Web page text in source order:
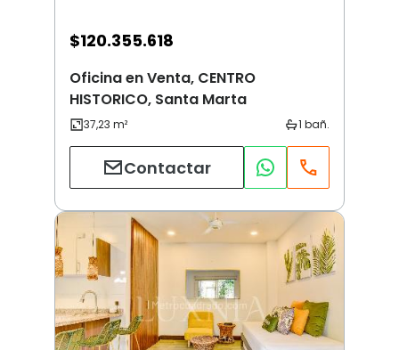
$120.355.618
Oficina en Venta, CENTRO
HISTORICO, Santa Marta
Contactar